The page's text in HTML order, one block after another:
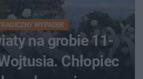
WYPADEK
na grobie 11-
Chłopiec